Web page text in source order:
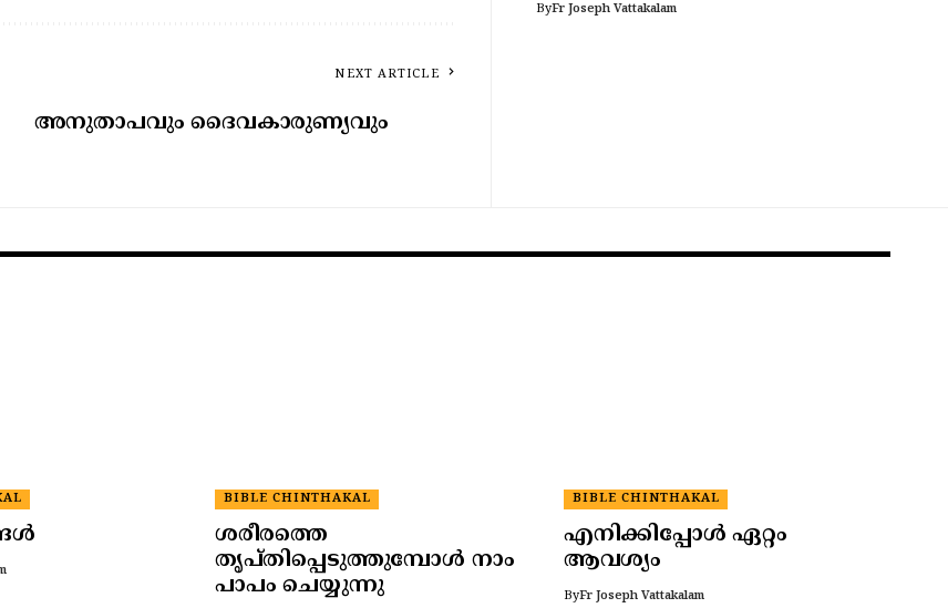
NEXT ARTICLE
അനുതാപവും ദൈവകാരുണ്യവും
ByFr Joseph Vattakalam
BIBLE CHINTHAKAL
ശരീരത്തെ
തൃപ്തിപ്പെടുത്തുമ്പോൾ നാം
പാപം ചെയ്യുന്നു
BIBLE CHINTHAKAL
എനിക്കിപ്പോൾ ഏറ്റം
ആവശ്യം
ByFr Joseph Vattakalam